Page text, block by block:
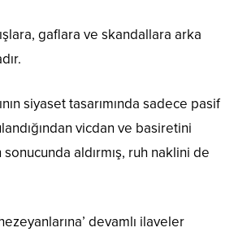
gaflara ve skandallara arka
siyaset tasarımında sadece pasif
vicdan ve basiretini
aldırmış, ruh naklini de
devamlı ilaveler